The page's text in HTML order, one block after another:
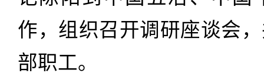
作，组织召开调研座谈会
部职工。